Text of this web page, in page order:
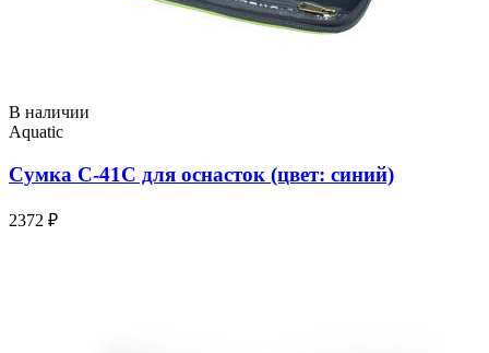
В наличии
Aquatic
Сумка С-41С для оснасток (цвет: синий)
2372 ₽